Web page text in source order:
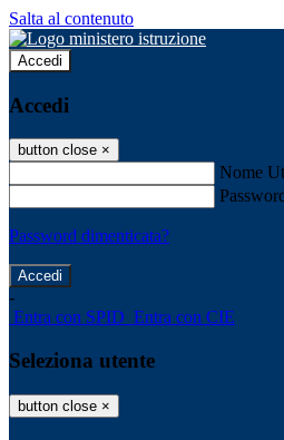
Salta al contenuto
Accedi
Accedi
button close ×
Nome
Password dimenticata?
-
Entra con SPID Entra con CIE
Seleziona utente
button close ×